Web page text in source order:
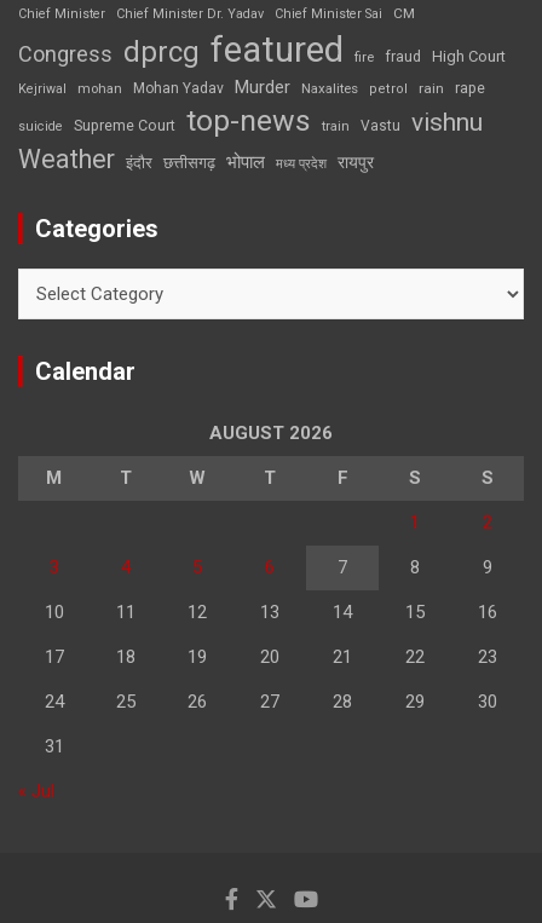
Chief Minister
Chief Minister Dr. Yadav Chief Minister Sai CM
Congress dprcg featured fire fraud High Court
Kejriwal mohan Mohan Yadav Murder Naxalites petrol rain rape
suicide Supreme Court top-news train Vastu vishnu
Weather इंदौर छत्तीसगढ़ भोपाल मध्य प्रदेश रायपुर
Categories
Calendar
AUGUST 2026
M T W T F S S
1 2
3 4 5 6 7 8 9
10 11 12 13 14 15 16
17 18 19 20 21 22 23
24 25 26 27 28 29 30
31
« Jul